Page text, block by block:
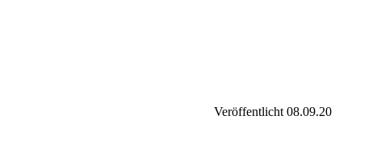
Veröffentlicht 08.09.20